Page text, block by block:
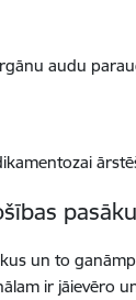
audu
un to
ir jāievēro